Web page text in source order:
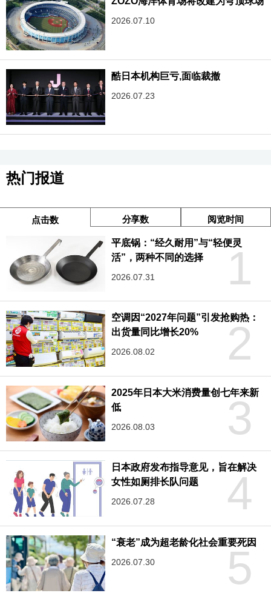
2026.07.10
酷日本机构巨亏,面临裁撤
2026.07.23
热门报道
点击数 分享数 阅览时间
1
平底锅：“经久耐用”与“轻便灵
活”，两种不同的选择
2026.07.31
2
空调因“2027年问题”引发抢购热：
出货量同比增长20%
2026.08.02
3
2025年日本大米消费量创七年来新
低
2026.08.03
4
日本政府发布指导意见，旨在解决
女性如厕排长队问题
2026.07.28
5
“衰老”成为超老龄化社会重要死因
2026.07.30